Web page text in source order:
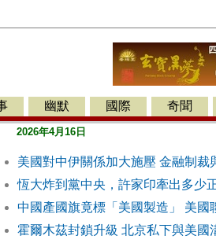
幽默 國際 奇聞
2026年4月16日
美國對中伊關係加大施壓 金融制裁
恆大炸到黨中央，許家印牽出多少
中國產國旗竟標「美國製造」 美國
霍爾木茲封鎖升級 北京私下與美國